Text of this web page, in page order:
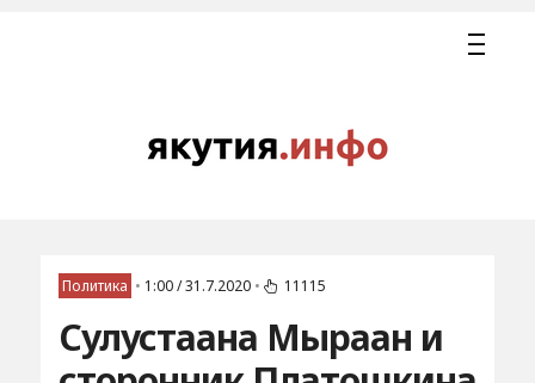
Политика • 1:00 / 31.7.2020 • 11115
Сулустаана Мыраан и